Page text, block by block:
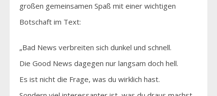
großen gemeinsamen Spaß mit einer wichtigen
Botschaft im Text:
„Bad News verbreiten sich dunkel und schnell.
Die Good News dagegen nur langsam doch hell.
Es ist nicht die Frage, was du wirklich hast.